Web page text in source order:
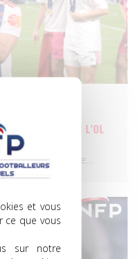
et vous
ce que vous
sur notre
DE RÈGNE AVEC L’OL
de l’histoire de…